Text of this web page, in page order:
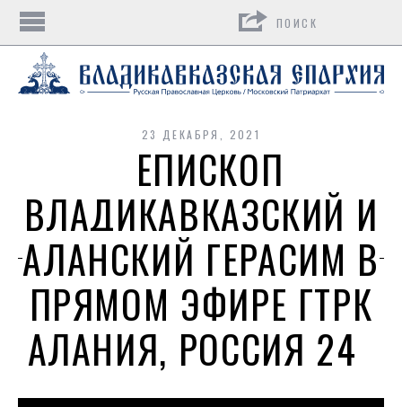
23 ДЕКАБРЯ, 2021
ЕПИСКОП
ВЛАДИКАВКАЗСКИЙ И
АЛАНСКИЙ ГЕРАСИМ В
ПРЯМОМ ЭФИРЕ ГТРК
АЛАНИЯ, РОССИЯ 24